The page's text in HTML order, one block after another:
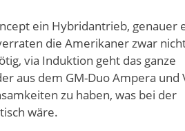
ein Hybridantrieb, genauer
die Amerikaner zwar
via Induktion geht das ganze
aus dem GM-Duo Ampera und
zu haben, was bei der
wäre.